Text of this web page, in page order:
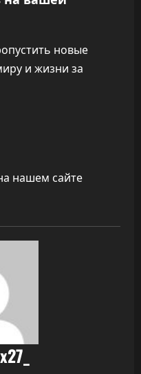
новые
и жизни за
нашем сайте